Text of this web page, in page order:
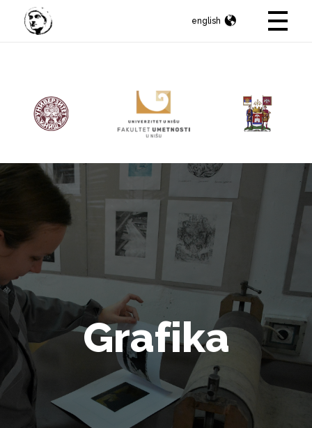
english
Grafika